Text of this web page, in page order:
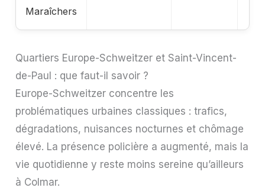
Maraîchers
Quartiers Europe-Schweitzer et Saint-Vincent-
de-Paul : que faut-il savoir ?
Europe-Schweitzer concentre les
problématiques urbaines classiques : trafics,
dégradations, nuisances nocturnes et chômage
élevé. La présence policière a augmenté, mais la
vie quotidienne y reste moins sereine qu’ailleurs
à Colmar.